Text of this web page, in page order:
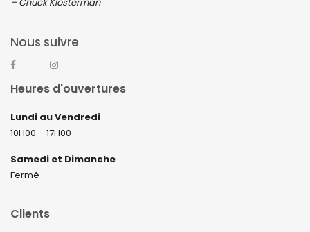
Nous suivre
Heures d'ouvertures
Lundi au Vendredi
10H00 – 17H00
Samedi et Dimanche
Fermé
Clients